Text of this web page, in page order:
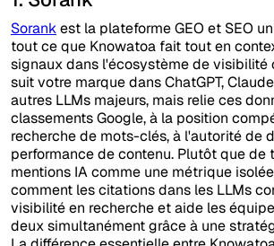
Sorankest la plateforme GEO et SEO
tout ce que Knowatoa fait tout en
signaux dans l'écosystème de visibilité
suit votre marque dans ChatGPT,
autres LLMs majeurs, mais relie ces
classements Google, à la position
recherche de mots-clés, à l'autorité de
performance de contenu. Plutôt que de
mentions IA comme une métrique
comment les citations dans les LLMs
visibilité en recherche et aide les
deux simultanément grâce à une